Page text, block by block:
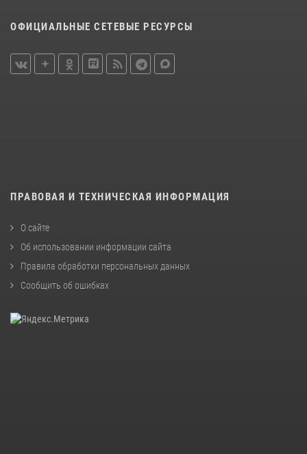
ОФИЦИАЛЬНЫЕ СЕТЕВЫЕ РЕСУРСЫ
ПРАВОВАЯ И ТЕХНИЧЕСКАЯ ИНФОРМАЦИЯ
О сайте
Об использовании информации сайта
Правила обработки персональных данных
Сообщить об ошибках